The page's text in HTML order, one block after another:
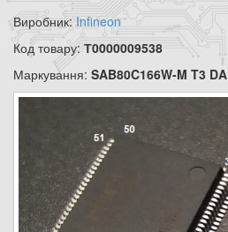
Виробник: Infineon
Код товару:Т0000009538
Маркування: SAB80C166W-M T3 DA